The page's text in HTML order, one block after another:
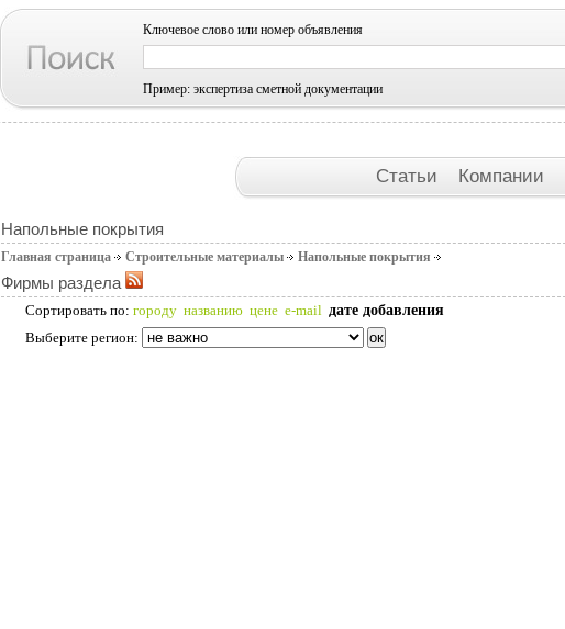
Ключевое слово или номер объявления
Пример: экспертиза сметной документации
Статьи Компании
Напольные покрытия
Главная страница Строительные материалы Напольные покрытия
Фирмы раздела
Сортировать по: городу названию цене e-mail дате добавления
Выберите регион: